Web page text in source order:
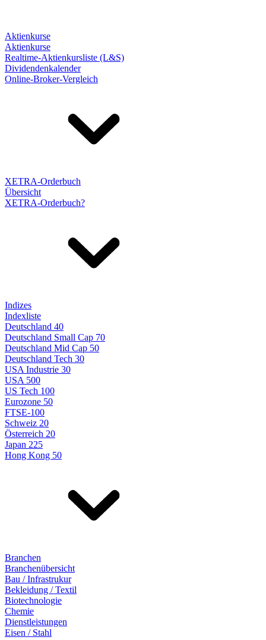
Aktienkurse
Aktienkurse
Realtime-Aktienkursliste (L&S)
Dividendenkalender
Online-Broker-Vergleich
XETRA-Orderbuch
Übersicht
XETRA-Orderbuch?
Indizes
Indexliste
Deutschland 40
Deutschland Small Cap 70
Deutschland Mid Cap 50
Deutschland Tech 30
USA Industrie 30
USA 500
US Tech 100
Eurozone 50
FTSE-100
Schweiz 20
Österreich 20
Japan 225
Hong Kong 50
Branchen
Branchenübersicht
Bau / Infrastrukur
Bekleidung / Textil
Biotechnologie
Chemie
Dienstleistungen
Eisen / Stahl